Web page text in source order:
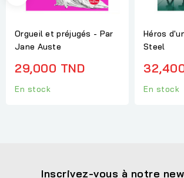
Orgueil et préjugés - Par
Jane Auste
29,000 TND
En stock
Héros
Steel
En stock
Inscrivez-vous à notre